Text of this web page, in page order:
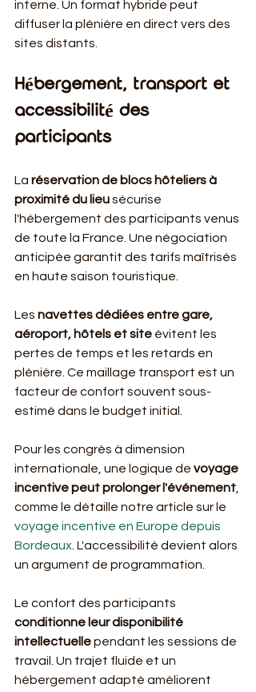
interne. Un format hybride peut
diffuser la plénière en direct vers des
sites distants.
Hébergement, transport et
accessibilité des
participants
La réservation de blocs hôteliers à
proximité du lieu sécurise
l'hébergement des participants venus
de toute la France. Une négociation
anticipée garantit des tarifs maîtrisés
en haute saison touristique.
Les navettes dédiées entre gare,
aéroport, hôtels et site évitent les
pertes de temps et les retards en
plénière. Ce maillage transport est un
facteur de confort souvent sous-
estimé dans le budget initial.
Pour les congrès à dimension
internationale, une logique de voyage
incentive peut prolonger l'événement,
comme le détaille notre article sur le
voyage incentive en Europe depuis
Bordeaux. L'accessibilité devient alors
un argument de programmation.
Le confort des participants
conditionne leur disponibilité
intellectuelle pendant les sessions de
travail. Un trajet fluide et un
hébergement adapté améliorent